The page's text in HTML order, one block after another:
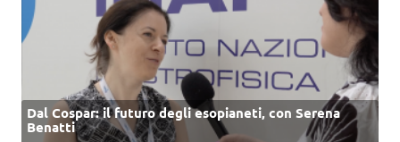
Dal Cospar: il futuro degli esopianeti, con Serena
Benatti